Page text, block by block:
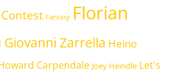
Fantasy Florian
Giovanni Zarrella Heino
Carpendale Joey Heindle Let's